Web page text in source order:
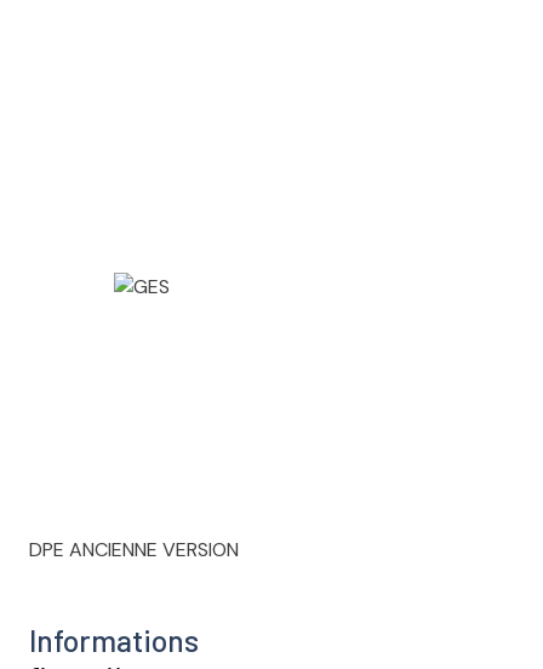
DPE ANCIENNE VERSION
Informations